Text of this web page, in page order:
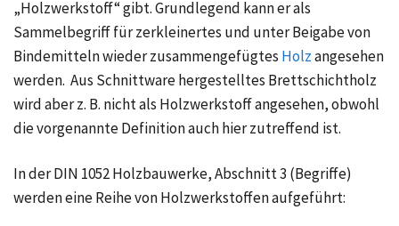
„Holzwerkstoff“ gibt. Grundlegend kann er als
Sammelbegriff für zerkleinertes und unter Beigabe von
Bindemitteln wieder zusammengefügtes Holzangesehen
werden. Aus Schnittware hergestelltes Brettschichtholz
wird aber z. B. nicht als Holzwerkstoff angesehen, obwohl
die vorgenannte Definition auch hier zutreffend ist.
In der DIN 1052 Holzbauwerke, Abschnitt 3 (Begriffe)
werden eine Reihe von Holzwerkstoffen aufgeführt: